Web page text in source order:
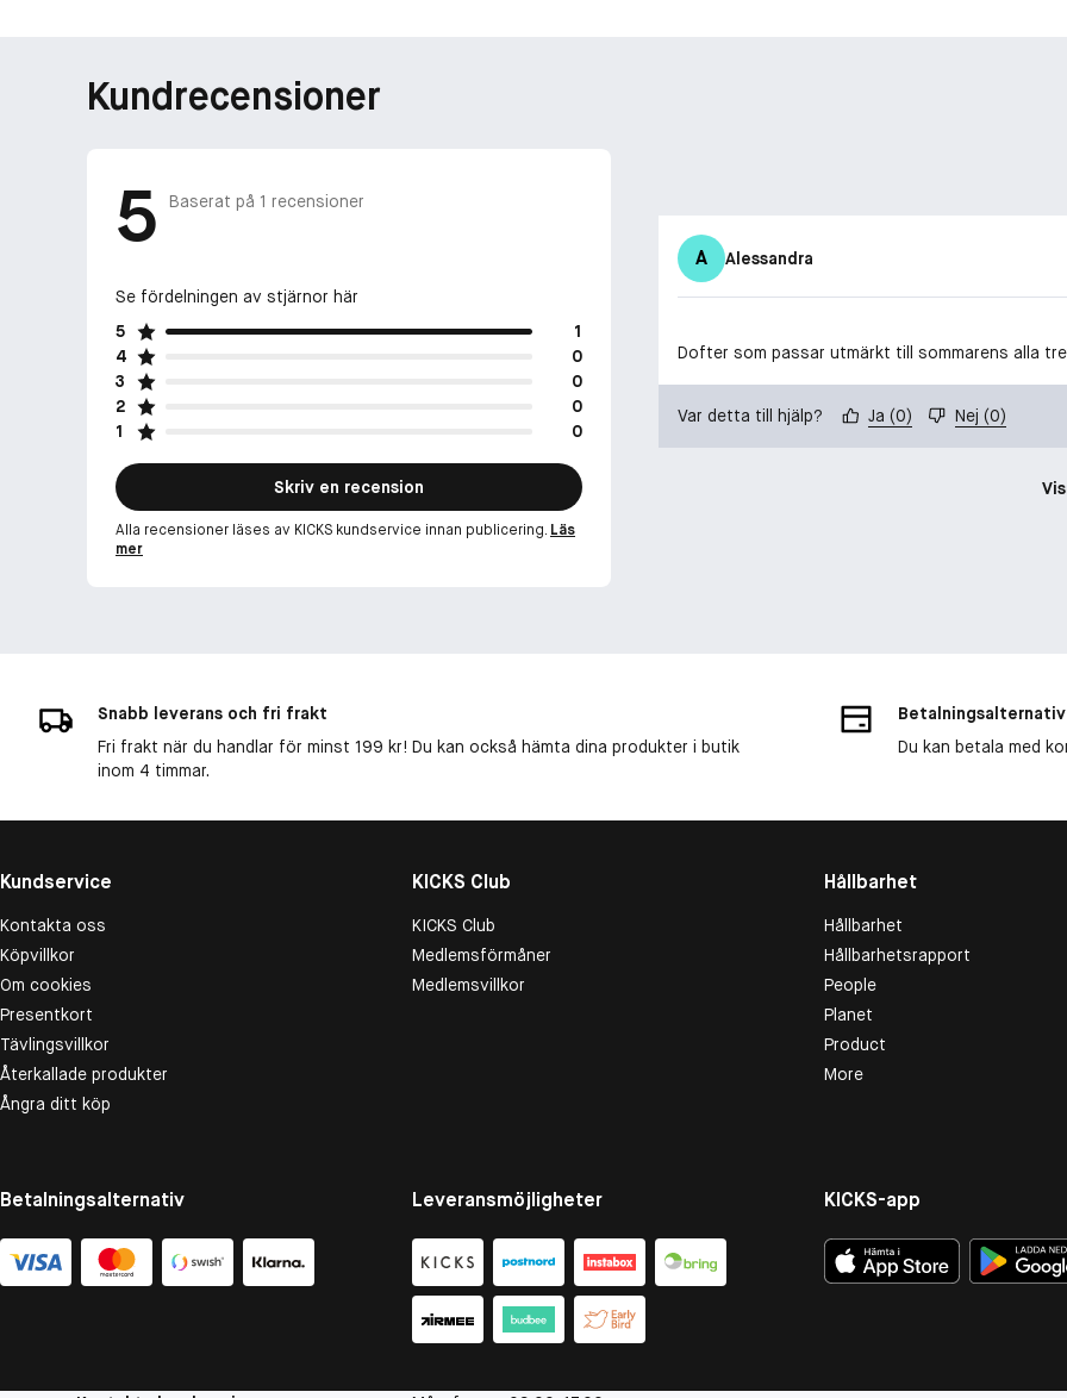
Kundrecensioner
5 Baserat på 1 recensioner
Se fördelningen av stjärnor här
5
1
4
0
3
0
2
0
1
0
Skriv en recension
Alla recensioner läses av KICKS kundservice innan publicering. Läs
mer
A Alessandra
Dofter som passar utmärkt till sommarens alla
Var detta till hjälp? Ja (0) Nej (0)
Snabb leverans och fri frakt
Fri frakt när du handlar för minst 199 kr! Du kan också hämta dina produkter i butik
inom 4 timmar.
Betalningsalternativ
Du kan betala med
Kundservice
Kontakta oss
Köpvillkor
Om cookies
Presentkort
Tävlingsvillkor
Återkallade produkter
Ångra ditt köp
KICKS Club
KICKS Club
Medlemsförmåner
Medlemsvillkor
Hållbarhet
Hållbarhet
Hållbarhetsrapport
People
Planet
Product
More
Betalningsalternativ Leveransmöjligheter KICKS-app